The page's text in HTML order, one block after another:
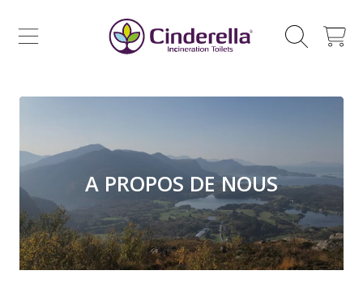
SKIP TO CONTENT
CINDERELLA ECO SALES AS
CHARIOT
A PROPOS DE NOUS